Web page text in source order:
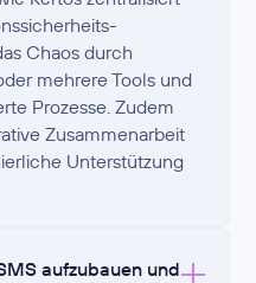
Chaos durch
mehrere Tools und
Prozesse. Zudem
Zusammenarbeit
Unterstützung
aufzubauen und